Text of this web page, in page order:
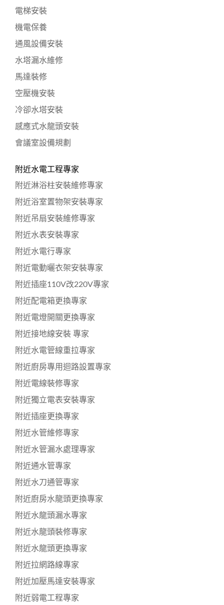
電梯安裝
機電保養
通風設備安裝
水塔漏水維修
馬達裝修
空壓機安裝
冷卻水塔安裝
感應式水龍頭安裝
會議室設備規劃
附近水電工程專家
附近淋浴柱安裝維修專家
附近浴室置物架安裝專家
附近吊扇安裝維修專家
附近水表安裝專家
附近水電行專家
附近電動曬衣架安裝專家
附近插座110V改220V專家
附近配電箱更換專家
附近電燈開關更換專家
附近接地線安裝 專家
附近水電管線重拉專家
附近廚房專用迴路設置專家
附近電線裝修專家
附近獨立電表安裝專家
附近插座更換專家
附近水管維修專家
附近水管漏水處理專家
附近通水管專家
附近水刀通管專家
附近廚房水龍頭更換專家
附近水龍頭漏水專家
附近水龍頭裝修專家
附近水龍頭更換專家
附近拉網路線專家
附近加壓馬達安裝專家
附近弱電工程專家